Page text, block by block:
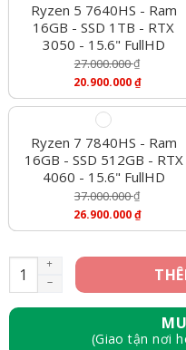
Ryzen 5 7640HS - Ram
16GB - SSD 1TB - RTX
3050 - 15.6" FullHD
27.000.000₫
Gốc
Là:
20.900.000₫
Giá
Là:
20.900.000 ₫.
Ryzen 7 7840HS - Ram
16GB - SSD 512GB - RTX
4060 - 15.6" FullHD
37.000.000₫
Gốc
37.000.000 ₫.
26.900.000₫
Giá
Tại
Là:
26.900.000 ₫.
[Mới 100%] Laptop
(Giao tận nơi